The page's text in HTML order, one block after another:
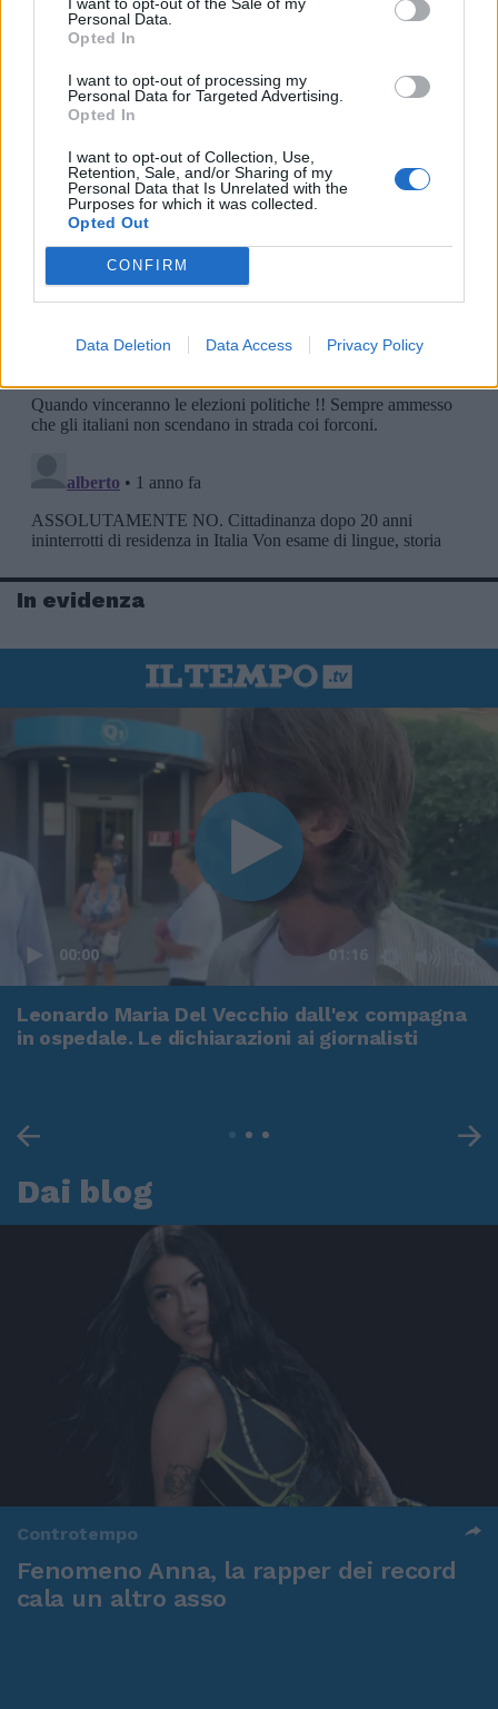
Personal Data.
Opted In
I want to opt-out of processing my
Personal Data for Targeted Advertising.
Opted In
I want to opt-out of Collection, Use,
Retention, Sale, and/or Sharing of my
Personal Data that Is Unrelated with the
Purposes for which it was collected.
Opted Out
CONFIRM
Data Deletion Data Access Privacy Policy
In evidenza
00:00 01:16
Leonardo Maria Del Vecchio dall'ex compagna
in ospedale. Le dichiarazioni ai giornalisti
Dai blog
Controtempo
Fenomeno Anna, la rapper dei record
cala un altro asso